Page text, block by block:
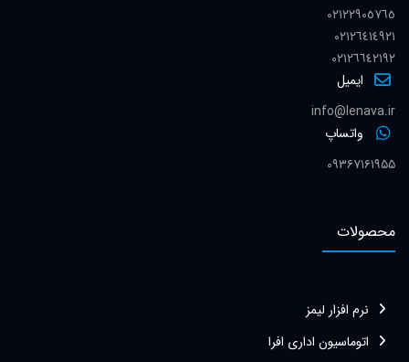
٠٢١٢٢٩٠٥٧٦٥
٠٢١٢٦٤١٤٩٢١
٠٢١٢٦٦٤٢١٩٢
ایمیل
info@lenava.ir
واتساپ
۰۹۳۶۷۱۶۱۹۵۵
محصولات
نرم افزار لیمز
اتوماسیون اداری افرا